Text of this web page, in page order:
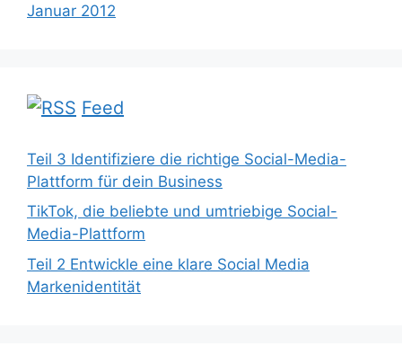
Januar 2012
Feed
Teil 3 Identifiziere die richtige Social-Media-
Plattform für dein Business
TikTok, die beliebte und umtriebige Social-
Media-Plattform
Teil 2 Entwickle eine klare Social Media
Markenidentität